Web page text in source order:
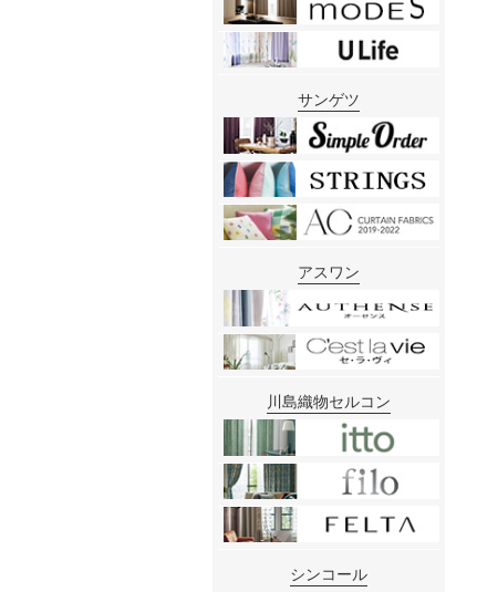
サンゲツ
アスワン
川島織物セルコン
シンコール